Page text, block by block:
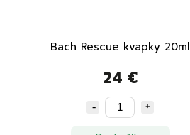
Bach Rescue kvapky 20ml
24 €